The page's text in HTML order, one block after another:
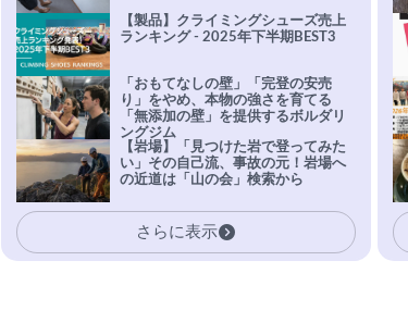
【製品】クライミングシューズ売上
ランキング - 2025年下半期BEST3
「おもてなしの壁」「完登の安売
り」をやめ、本物の強さを育てる
「無添加の壁」を提供するボルダリ
ングジム
【岩場】「見つけた岩で登ってみた
い」その自己流、事故の元！岩場へ
の近道は「山の会」検索から
さらに表示